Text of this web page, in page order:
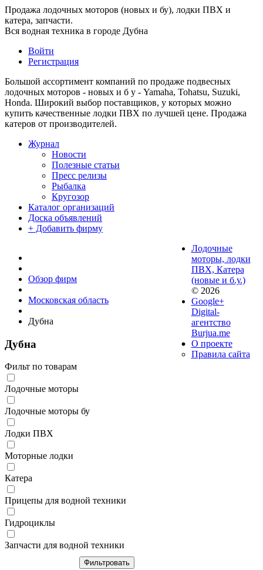
Продажа лодочных моторов (новых и бу), лодки ПВХ и
катера, запчасти.
Вся водная техника в городе Дубна
Войти
Регистрация
Большой ассортимент компаний по продаже подвесных
лодочных моторов - новых и б у - Yamaha, Tohatsu, Suzuki,
Honda. Широкий выбор поставщиков, у которых можно
купить качественные лодки ПВХ по лучшей цене. Продажа
катеров от производителей.
Журнал
Новости
Полезные статьи
Пресс релизы
Рыбалка
Кругозор
Каталог организаций
Доска объявлений
+ Добавить фирму
Обзор фирм
Московская область
Дубна
Дубна
Фильт по товарам
Лодочные моторы
Лодочные моторы бу
Лодки ПВХ
Моторные лодки
Катера
Прицепы для водной техники
Гидроциклы
Запчасти для водной техники
Лодочные
моторы, лодки
ПВХ, Катера
(новые и б.у.)
© 2026
Google+
Digital-
агентство
Burjua.me
О проекте
Правила сайта